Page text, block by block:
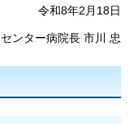
令和8年2月18日
ンター病院長 市川 忠